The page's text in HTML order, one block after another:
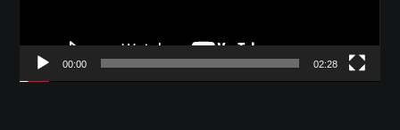
00:00 02:28